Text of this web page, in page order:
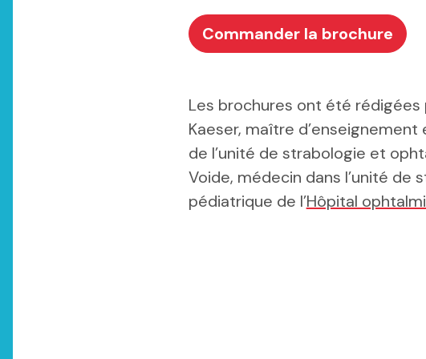
Commander la brochure
Les brochures ont été
Kaeser, maître
de l’unité de strabologie et
Voide, médecin dans l’unité
pédiatrique de l’Hôpital